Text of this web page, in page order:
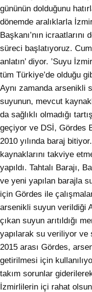
gününün dolduğunu
dönemde aralıklarla
Başkanı’nın
süreci başlatıyoruz.
anlatın’ diyor. ’Suyu
tüm Türkiye’de olduğu
Aynı zamanda arsenikli
suyunun, mevcut
da sağlıklı olmadığı
geçiyor ve DSİ, Gördes
2010 yılında baraj
kaynaklarını takviye
yapıldı. Tahtalı Barajı,
ve yeni yapılan barajla
için Gördes ile
arsenikli suyun verildiği
çıkan suyun arıtıldığı
yapılarak su veriliyor ve
2015 arası Gördes,
getirilmesi için
takım sorunlar
İzmirlilerin içi rahat